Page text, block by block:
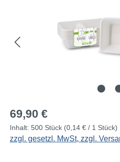
Regulärer Preis:
69,90 €
Inhalt: 500 Stück (0,14 € / 1 Stück)
zzgl. gesetzl. MwSt, zzgl.